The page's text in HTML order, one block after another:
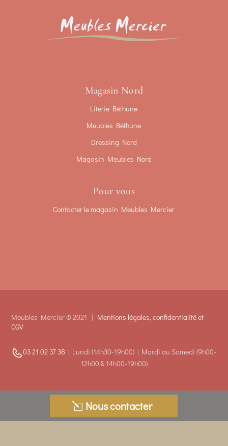
Magasin Nord
Literie Béthune
Meubles Béthune
Dressing Nord
Magasin Meubles Nord
Pour vous
Contacter le magasin Meubles Mercier
Meubles Mercier © 2021 | Mentions légales, confidentialité et
CGV
03 21 02 37 38 | Lundi (14h30-19h00) | Mardi au Samedi (9h00-
12h00 &14h00-19h00)
Nous contacter